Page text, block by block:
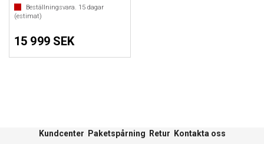
Beställningsvara. 15 dagar
(estimat)
15 999 SEK
Kundcenter Paketspårning Retur Kontakta oss